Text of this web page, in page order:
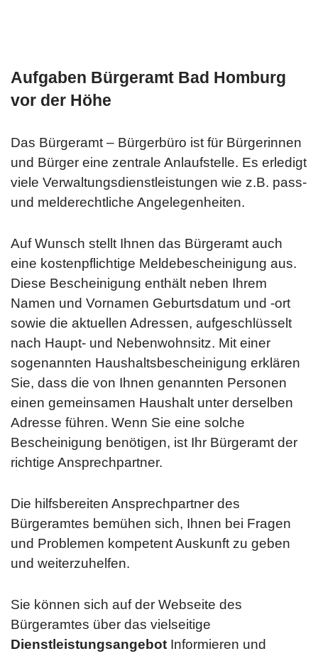
Aufgaben Bürgeramt Bad Homburg
vor der Höhe
Das Bürgeramt – Bürgerbüro ist für Bürgerinnen
und Bürger eine zentrale Anlaufstelle. Es erledigt
viele Verwaltungsdienstleistungen wie z.B. pass-
und melderechtliche Angelegenheiten.
Auf Wunsch stellt Ihnen das Bürgeramt auch
eine kostenpflichtige Meldebescheinigung aus.
Diese Bescheinigung enthält neben Ihrem
Namen und Vornamen Geburtsdatum und -ort
sowie die aktuellen Adressen, aufgeschlüsselt
nach Haupt- und Nebenwohnsitz. Mit einer
sogenannten Haushaltsbescheinigung erklären
Sie, dass die von Ihnen genannten Personen
einen gemeinsamen Haushalt unter derselben
Adresse führen. Wenn Sie eine solche
Bescheinigung benötigen, ist Ihr Bürgeramt der
richtige Ansprechpartner.
Die hilfsbereiten Ansprechpartner des
Bürgeramtes bemühen sich, Ihnen bei Fragen
und Problemen kompetent Auskunft zu geben
und weiterzuhelfen.
Sie können sich auf der Webseite des
Bürgeramtes über das vielseitige
Dienstleistungsangebot Informieren und